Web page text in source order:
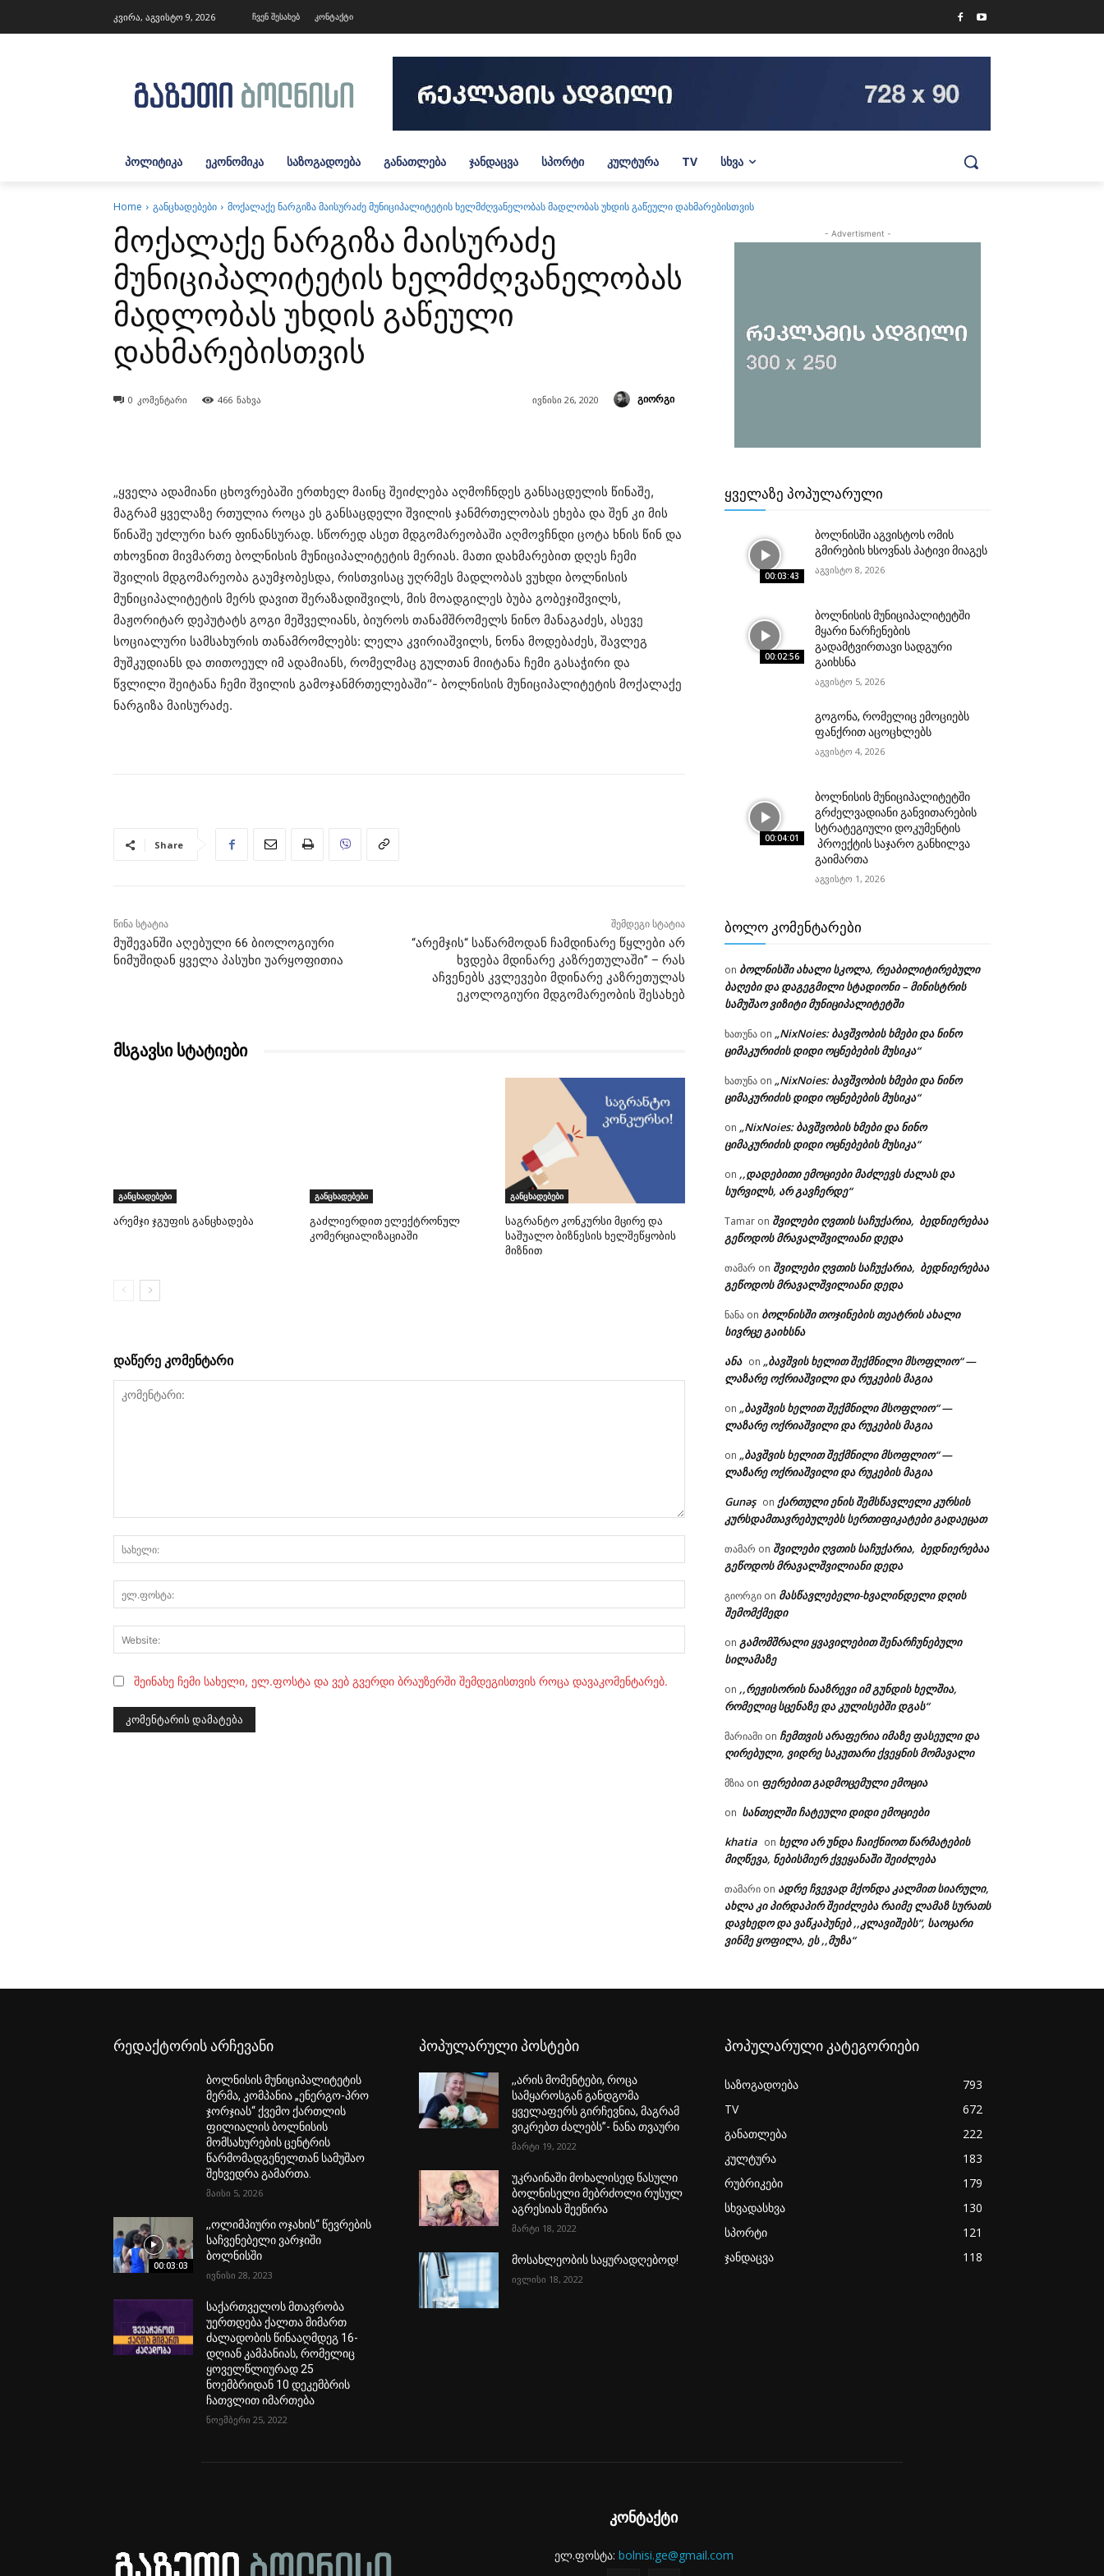
კვირა, აგვისტო 9, 2026 ჩვენ შესახებ კონტაქტი
ᲞᲝᲚᲘᲢᲘᲙᲐ ᲔᲙᲝᲜᲝᲛᲘᲙᲐ ᲡᲐᲖᲝᲒᲐᲓᲝᲔᲑᲐ ᲒᲐᲜᲐᲗᲚᲔᲑᲐ ᲯᲐᲜᲓᲐᲪᲕᲐ ᲡᲞᲝᲠᲢᲘ ᲙᲣᲚᲢᲣᲠᲐ TV ᲡᲮᲕᲐ
Home განცხადებები მოქალაქე ნარგიზა მაისურაძე მუნიციპალიტეტის ხელმძღვანელობას მადლობას უხდის გაწეული დახმარებისთვის
მოქალაქე ნარგიზა მაისურაძე
მუნიციპალიტეტის ხელმძღვანელობას
მადლობას უხდის გაწეული
დახმარებისთვის
გიორგი
ივნისი 26, 2020
0 კომენტარი 466 ნახვა
„ყველა ადამიანი ცხოვრებაში ერთხელ მაინც შეიძლება აღმოჩნდეს განსაცდელის წინაშე,
მაგრამ ყველაზე რთულია როცა ეს განსაცდელი შვილის ჯანმრთელობას ეხება და შენ კი მის
წინაშე უძლური ხარ ფინანსურად. სწორედ ასეთ მდგომარეობაში აღმოვჩნდი ცოტა ხნის წინ და
თხოვნით მივმართე ბოლნისის მუნიციპალიტეტის მერიას. მათი დახმარებით დღეს ჩემი
შვილის მდგომარეობა გაუმჯობესდა, რისთვისაც უღრმეს მადლობას ვუხდი ბოლნისის
მუნიციპალიტეტის მერს დავით შერაზადიშვილს, მის მოადგილეს ბუბა გობეჯიშვილს,
მაჟორიტარ დეპუტატს გოგი მეშველიანს, ბიუროს თანამშრომელს ნინო მანაგაძეს, ასევე
სოციალური სამსახურის თანამრომლებს: ლელა კვირიაშვილს, ნონა მოდებაძეს, შავლეგ
მუშკუდიანს და თითოეულ იმ ადამიანს, რომელმაც გულთან მიიტანა ჩემი გასაჭირი და
წვლილი შეიტანა ჩემი შვილის გამოჯანმრთელებაში“- ბოლნისის მუნიციპალიტეტის მოქალაქე
ნარგიზა მაისურაძე.
Share
წინა სტატია
მუშევანში აღებული 66 ბიოლოგიური
ნიმუშიდან ყველა პასუხი უარყოფითია
შემდეგი სტატია
“არემჯის“ საწარმოდან ჩამდინარე წყლები არ
ხვდება მდინარე კაზრეთულაში” – რას
აჩვენებს კვლევები მდინარე კაზრეთულას
ეკოლოგიური მდგომარეობის შესახებ
მსგავსი სტატიები
განცხადებები
არემჯი ჯგუფის განცხადება
განცხადებები
გაძლიერდით ელექტრონულ
კომერციალიზაციაში
განცხადებები
საგრანტო კონკურსი მცირე და
საშუალო ბიზნესის ხელშეწყობის
მიზნით
დაწერე კომენტარი
ელ.ფოსტა:
შეინახე ჩემი სახელი, ელ.ფოსტა და ვებ გვერდი ბრაუზერში შემდეგისთვის როცა დავაკომენტარებ.
- Advertisment -
ᲧᲕᲔᲚᲐᲖᲔ ᲞᲝᲞᲣᲚᲐᲠᲣᲚᲘ
00:03:43
ბოლნისში აგვისტოს ომის
გმირების ხსოვნას პატივი მიაგეს
აგვისტო 8, 2026
00:02:56
ბოლნისის მუნიციპალიტეტში
მყარი ნარჩენების
გადამტვირთავი სადგური
გაიხსნა
აგვისტო 5, 2026
გოგონა, რომელიც ემოციებს
ფანქრით აცოცხლებს
აგვისტო 4, 2026
00:04:01
ბოლნისის მუნიციპალიტეტში
გრძელვადიანი განვითარების
სტრატეგიული დოკუმენტის
პროექტის საჯარო განხილვა
გაიმართა
აგვისტო 1, 2026
ᲑᲝᲚᲝ ᲙᲝᲛᲔᲜᲢᲐᲠᲔᲑᲘ
on ბოლნისში ახალი სკოლა, რეაბილიტირებული
ბაღები და დაგეგმილი სტადიონი – მინისტრის
სამუშაო ვიზიტი მუნიციპალიტეტში
ხათუნა on „NixNoies: ბავშვობის ხმები და ნინო
ციმაკურიძის დიდი ოცნებების მუსიკა“
ხათუნა on „NixNoies: ბავშვობის ხმები და ნინო
ციმაკურიძის დიდი ოცნებების მუსიკა“
on „NixNoies: ბავშვობის ხმები და ნინო
ციმაკურიძის დიდი ოცნებების მუსიკა“
on ,,დადებითი ემოციები მაძლევს ძალას და
სურვილს, არ გავჩერდე“
Tamar on შვილები ღვთის საჩუქარია, ბედნიერებაა
გეწოდოს მრავალშვილიანი დედა
თამარ on შვილები ღვთის საჩუქარია, ბედნიერებაა
გეწოდოს მრავალშვილიანი დედა
ნანა on ბოლნისში თოჯინების თეატრის ახალი
სივრცე გაიხსნა
ანა on „ბავშვის ხელით შექმნილი მსოფლიო“ —
ლაზარე ოქრიაშვილი და რუკების მაგია
on „ბავშვის ხელით შექმნილი მსოფლიო“ —
ლაზარე ოქრიაშვილი და რუკების მაგია
on „ბავშვის ხელით შექმნილი მსოფლიო“ —
ლაზარე ოქრიაშვილი და რუკების მაგია
Gunəş on ქართული ენის შემსწავლელი კურსის
კურსდამთავრებულებს სერთიფიკატები გადაეცათ
თამარ on შვილები ღვთის საჩუქარია, ბედნიერებაა
გეწოდოს მრავალშვილიანი დედა
გიორგი on მასწავლებელი-ხვალინდელი დღის
შემომქმედი
on გამომშრალი ყვავილებით შენარჩუნებული
სილამაზე
on ,,რეჟისორის ნააზრევი იმ გუნდის ხელშია,
რომელიც სცენაზე და კულისებში დგას“
მარიამი on ჩემთვის არაფერია იმაზე ფასეული და
ღირებული, ვიდრე საკუთარი ქვეყნის მომავალი
მზია on ფერებით გადმოცემული ემოცია
on სანთელში ჩატეული დიდი ემოციები
khatia on ხელი არ უნდა ჩაიქნიოთ წარმატების
მიღწევა, ნებისმიერ ქვეყანაში შეიძლება
თამარი on ადრე ჩვევად მქონდა კალმით სიარული,
ახლა კი პირდაპირ შეიძლება რაიმე ლამაზ სურათს
დავხედო და ვაწკაპუნებ ,,კლავიშებს“, საოცარი
ვინმე ყოფილა, ეს ,,მუზა“
რედაქტორის არჩევანი
ბოლნისის მუნიციპალიტეტის
მერმა, კომპანია „ენერგო-პრო
ჯორჯიას“ ქვემო ქართლის
ფილიალის ბოლნისის
მომსახურების ცენტრის
წარმომადგენელთან სამუშაო
შეხვედრა გამართა.
მაისი 5, 2026
00:03:03
,,ოლიმპიური ოჯახის“ წევრების
საჩვენებელი ვარჯიში
ბოლნისში
ივნისი 28, 2023
საქართველოს მთავრობა
უერთდება ქალთა მიმართ
ძალადობის წინააღმდეგ 16-
დღიან კამპანიას, რომელიც
ყოველწლიურად 25
ნოემბრიდან 10 დეკემბრის
ჩათვლით იმართება
ნოემბერი 25, 2022
პოპულარული პოსტები
,,არის მომენტები, როცა
სამყაროსგან განდგომა
ყველაფერს გირჩევნია, მაგრამ
ვიკრებთ ძალებს”- ნანა თვაური
მარტი 19, 2022
უკრაინაში მოხალისედ წასული
ბოლნისელი მებრძოლი რუსულ
აგრესიას შეეწირა
მარტი 18, 2022
მოსახლეობის საყურადღებოდ!
ივლისი 18, 2022
პოპულარული კატეგორიები
საზოგადოება
793
TV
672
განათლება
222
კულტურა
183
რუბრიკები
179
სხვადასხვა
130
სპორტი
121
ჯანდაცვა
118
კონტაქტი
ელ.ფოსტა: bolnisi.ge@gmail.com